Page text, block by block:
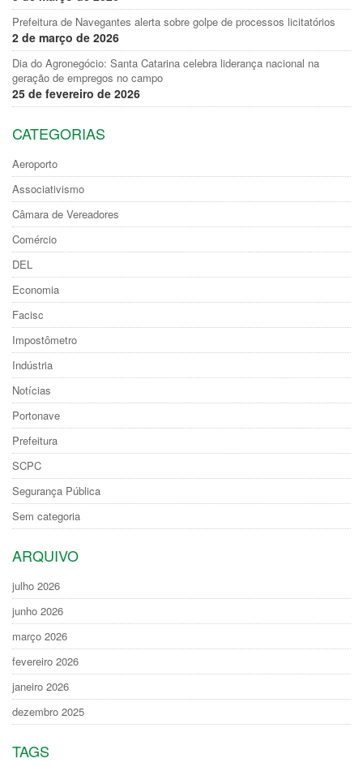
Prefeitura de Navegantes alerta sobre golpe de processos licitatórios
2 de março de 2026
Dia do Agronegócio: Santa Catarina celebra liderança nacional na
geração de empregos no campo
25 de fevereiro de 2026
CATEGORIAS
Aeroporto
Associativismo
Câmara de Vereadores
Comércio
DEL
Economia
Facisc
Impostômetro
Indústria
Notícias
Portonave
Prefeitura
SCPC
Segurança Pública
Sem categoria
ARQUIVO
julho 2026
junho 2026
março 2026
fevereiro 2026
janeiro 2026
dezembro 2025
TAGS